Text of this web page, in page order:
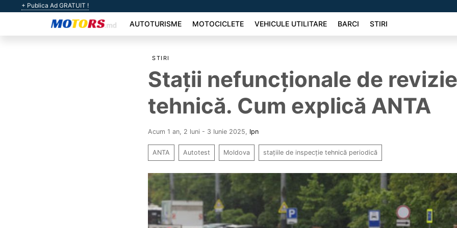
+ Publica Ad GRATUIT !
AUTOTURISME MOTOCICLETE VEHICULE UTILITARE BARCI STIRI
STIRI
Stații nefuncționale de
tehnică. Cum explică ANTA
Acum 1 an, 2 luni - 3 Iunie 2025 Ipn
ANTA Autotest Moldova stațiile de inspecție tehnică periodică